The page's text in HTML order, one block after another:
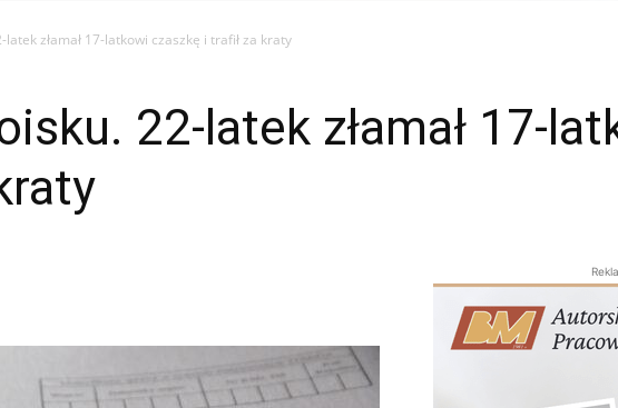
złamał 17-latkowi czaszkę i trafił za kraty
22-latek złamał 17-